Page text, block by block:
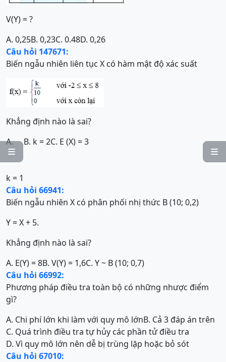


V(Y) = ?
A. 0,25B. 0,23C. 0.48D. 0,26
Câu hỏi 147671:
Biến ngẫu nhiên liên tục X có hàm mật độ xác suất
Khẳng định nào là sai?
A.
k = 1
B. k = 2C. E (X) = 3
Câu hỏi 66941:
Biến ngẫu nhiên X có phân phối nhị thức B (10; 0,2)
Y = X + 5.
Khẳng định nào là sai?
A. E(Y) = 8B. V(Y) = 1,6C. Y ~ B (10; 0,7)
Câu hỏi 66992:
Phương pháp điều tra toàn bộ có những nhược điểm
gì?
A. Chi phí lớn khi làm với quy mô lớnB. Cả 3 đáp án trên
C. Quá trình điều tra tự hủy các phần tử điều tra
D. Vì quy mô lớn nên dễ bị trùng lặp hoặc bỏ sót
Câu hỏi 67010: